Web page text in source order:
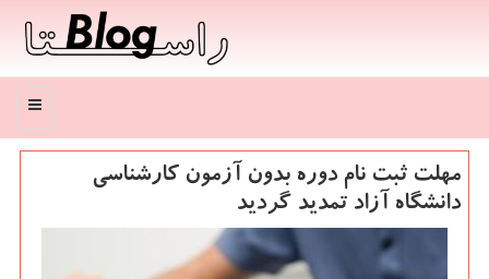
منو
مهلت ثبت نام دوره بدون آزمون كارشناسی
دانشگاه آزاد تمدید گردید